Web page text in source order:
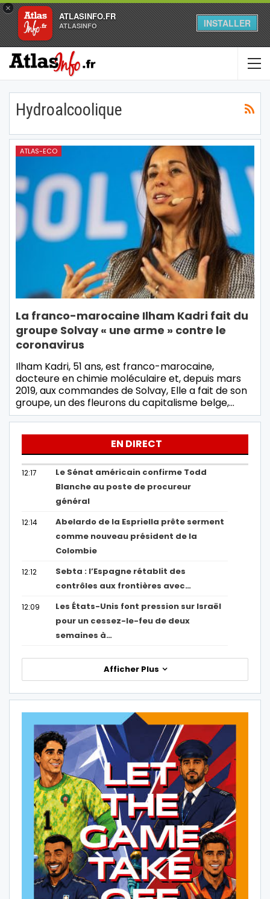
×
ATLASINFO.FR
ATLASINFO INSTALLER
Hydroalcoolique
ATLAS-ECO
La franco-marocaine Ilham Kadri fait du
groupe Solvay « une arme » contre le
coronavirus
Ilham Kadri, 51 ans, est franco-marocaine,
docteure en chimie moléculaire et, depuis mars
2019, aux commandes de Solvay, Elle a fait de son
groupe, un des fleurons du capitalisme belge,…
EN DIRECT
12:17
Le Sénat américain confirme Todd
Blanche au poste de procureur
général
12:14
Abelardo de la Espriella prête serment
comme nouveau président de la
Colombie
12:12
Sebta : l’Espagne rétablit des
contrôles aux frontières avec…
12:09
Les États-Unis font pression sur Israël
pour un cessez-le-feu de deux
semaines à…
Afficher Plus